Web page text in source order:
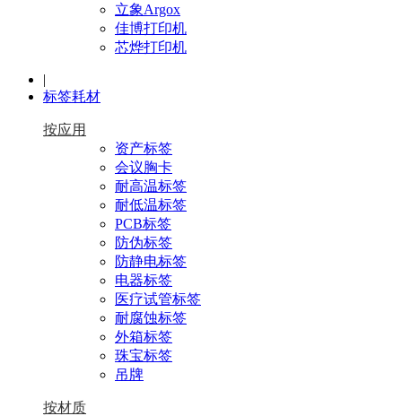
立象Argox
佳博打印机
芯烨打印机
|
标签耗材
按应用
资产标签
会议胸卡
耐高温标签
耐低温标签
PCB标签
防伪标签
防静电标签
电器标签
医疗试管标签
耐腐蚀标签
外箱标签
珠宝标签
吊牌
按材质